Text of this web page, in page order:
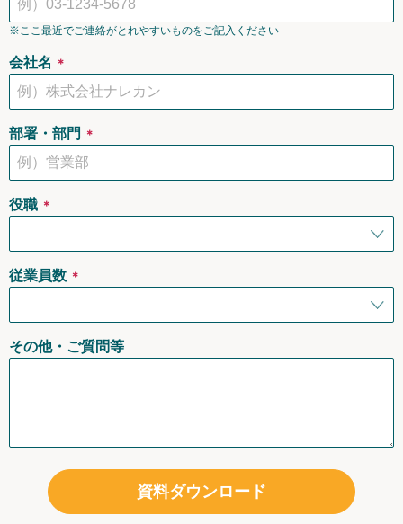
※ここ最近でご連絡がとれやすいものをご記入ください
会社名 ＊
部署・部門 ＊
役職 ＊
従業員数 ＊
その他・ご質問等
資料ダウンロード